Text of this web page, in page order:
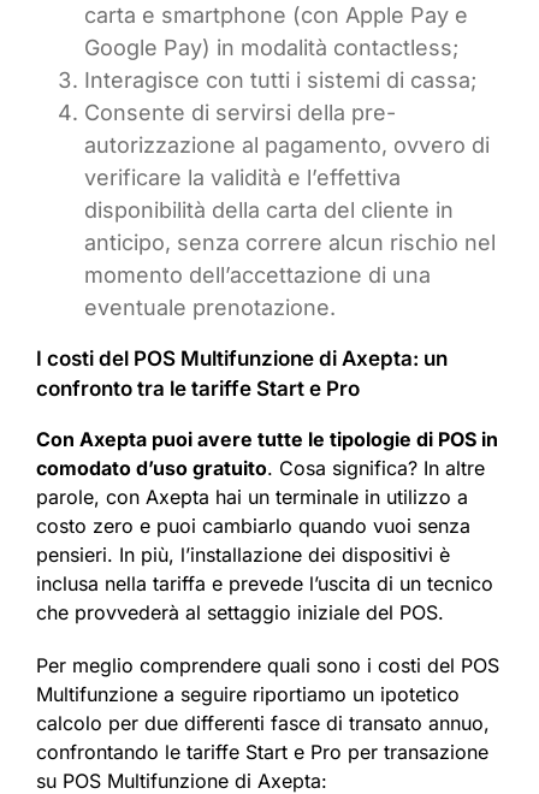
carta e smartphone (con Apple Pay e
Google Pay) in modalità contactless;
Interagisce con tutti i sistemi di cassa;
Consente di servirsi della pre-
autorizzazione al pagamento, ovvero di
verificare la validità e l’effettiva
disponibilità della carta del cliente in
anticipo, senza correre alcun rischio nel
momento dell’accettazione di una
eventuale prenotazione.
I costi del POS Multifunzione di Axepta: un
confronto tra le tariffe Start e Pro
Con Axepta puoi avere tutte le tipologie di POS in
comodato d’uso gratuito. Cosa significa? In altre
parole, con Axepta hai un terminale in utilizzo a
costo zero e puoi cambiarlo quando vuoi senza
pensieri. In più, l’installazione dei dispositivi è
inclusa nella tariffa e prevede l’uscita di un tecnico
che provvederà al settaggio iniziale del POS.
Per meglio comprendere quali sono i costi del POS
Multifunzione a seguire riportiamo un ipotetico
calcolo per due differenti fasce di transato annuo,
confrontando le tariffe Start e Pro per transazione
su POS Multifunzione di Axepta: